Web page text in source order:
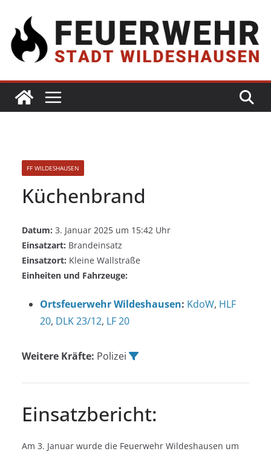
FF WILDESHAUSEN
Küchenbrand
Datum: 3. Januar 2025 um 15:42 Uhr
Einsatzart: Brandeinsatz
Einsatzort: Kleine Wallstraße
Einheiten und Fahrzeuge:
Ortsfeuerwehr Wildeshausen: KdoW, HLF
20, DLK 23/12, LF 20
Weitere Kräfte: Polizei
Einsatzbericht:
Am 3. Januar wurde die Feuerwehr Wildeshausen um